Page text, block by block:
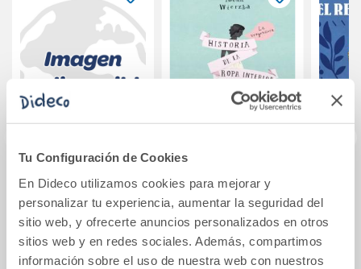
Tu Configuración de Cookies
En Dideco utilizamos cookies para mejorar y
personalizar tu experiencia, aumentar la seguridad del
sitio web, y ofrecerte anuncios personalizados en otros
sitios web y en redes sociales. Además, compartimos
información sobre el uso de nuestra web con nuestros
Cuentos cruentos
14,90€
La vergonzosa
historia de la ropa
interior
17,95€